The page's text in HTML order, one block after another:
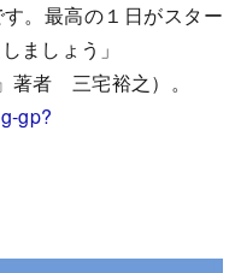
。最高の１日がスター
ましょう」
著者 三宅裕之）。
gp?